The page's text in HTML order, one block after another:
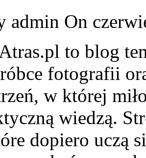
admin On
to blog
fotografii
w której
wiedzą.
dopiero uczą